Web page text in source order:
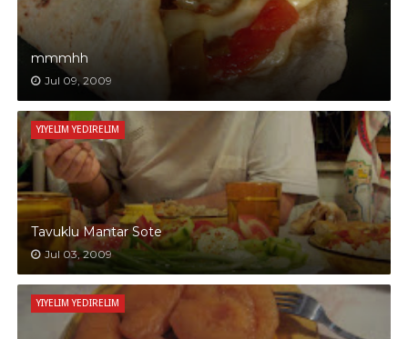
mmmhh
Jul 09, 2009
YIYELIM YEDIRELIM
Tavuklu Mantar Sote
Jul 03, 2009
YIYELIM YEDIRELIM